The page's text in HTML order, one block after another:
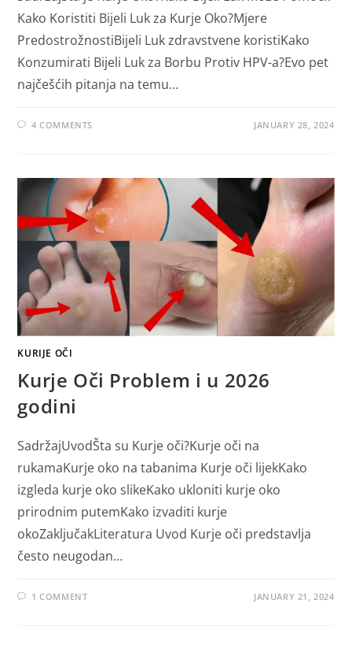
Kako Koristiti Bijeli Luk za Kurje Oko?Mjere
PredostrožnostiBijeli Luk zdravstvene koristiKako
Konzumirati Bijeli Luk za Borbu Protiv HPV-a?Evo pet
najčešćih pitanja na temu…
4 COMMENTS JANUARY 28, 2024
KURIJE OČI
Kurje Oči Problem i u 2026
godini
SadržajUvodŠta su Kurje oči?Kurje oči na
rukamaKurje oko na tabanima Kurje oči lijekKako
izgleda kurje oko slikeKako ukloniti kurje oko
prirodnim putemKako izvaditi kurje
okoZaključakLiteratura Uvod Kurje oči predstavlja
često neugodan…
1 COMMENT JANUARY 21, 2024